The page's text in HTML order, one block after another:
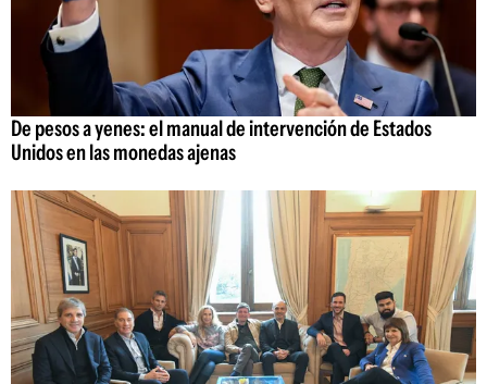
De pesos a yenes: el manual de intervención de Estados
Unidos en las monedas ajenas